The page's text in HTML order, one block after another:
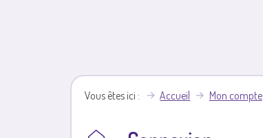
Vous êtes ici Accueil Mon compte